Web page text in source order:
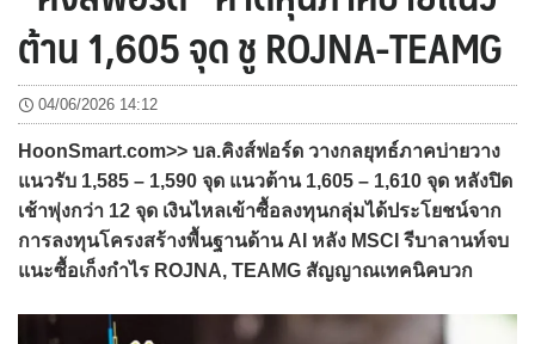
ต้าน 1,605 จุด ชู ROJNA-TEAMG
04/06/2026 14:12
HoonSmart.com>> บล.คิงส์ฟอร์ด วางกลยุทธ์ภาคบ่ายวาง
แนวรับ 1,585 – 1,590 จุด แนวต้าน 1,605 – 1,610 จุด หลังปิด
เช้าพุ่งกว่า 12 จุด เงินไหลเข้าซื้อลงทุนกลุ่มได้ประโยชน์จาก
การลงทุนโครงสร้างพื้นฐานด้าน AI หลัง MSCI รีบาลานท์จบ
แนะซื้อเก็งกำไร ROJNA, TEAMG สัญญาณเทคนิคบวก